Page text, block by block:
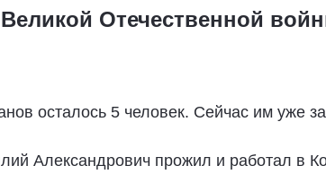
Отечественной
осталось 5 человек. Сейчас им уже
Александрович прожил и работал в